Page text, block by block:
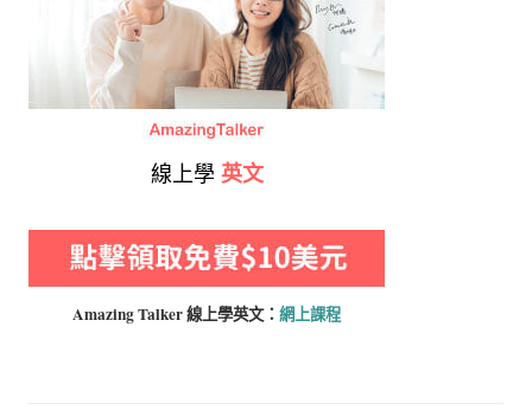
線上學 英文
Amazing Talker 線上學英文： 網上課程